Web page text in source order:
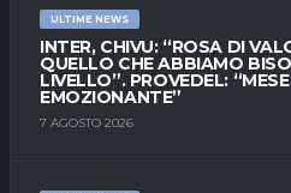
ULTIME NEWS
INTER, CHIVU: “ROSA DI
QUELLO CHE ABBIAMO
LIVELLO”. PROVEDEL:
EMOZIONANTE”
7 AGOSTO 2026